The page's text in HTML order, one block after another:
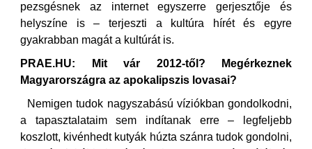
pezsgésnek az internet egyszerre gerjesztője és
helyszíne is – terjeszti a kultúra hírét és egyre
gyakrabban magát a kultúrát is.
PRAE.HU: Mit vár 2012-től? Megérkeznek
Magyarországra az apokalipszis lovasai?
Nemigen tudok nagyszabású víziókban gondolkodni,
a tapasztalataim sem indítanak erre – legfeljebb
koszlott, kivénhedt kutyák húzta szánra tudok gondolni,